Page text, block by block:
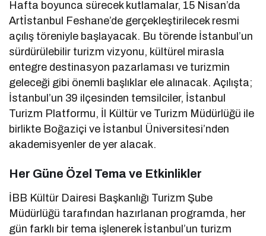
Hafta boyunca sürecek kutlamalar, 15 Nisan’da
Artİstanbul Feshane’de gerçekleştirilecek resmi
açılış töreniyle başlayacak. Bu törende İstanbul’un
sürdürülebilir turizm vizyonu, kültürel mirasla
entegre destinasyon pazarlaması ve turizmin
geleceği gibi önemli başlıklar ele alınacak. Açılışta;
İstanbul’un 39 ilçesinden temsilciler, İstanbul
Turizm Platformu, İl Kültür ve Turizm Müdürlüğü ile
birlikte Boğaziçi ve İstanbul Üniversitesi’nden
akademisyenler de yer alacak.
Her Güne Özel Tema ve Etkinlikler
İBB Kültür Dairesi Başkanlığı Turizm Şube
Müdürlüğü tarafından hazırlanan programda, her
gün farklı bir tema işlenerek İstanbul’un turizm